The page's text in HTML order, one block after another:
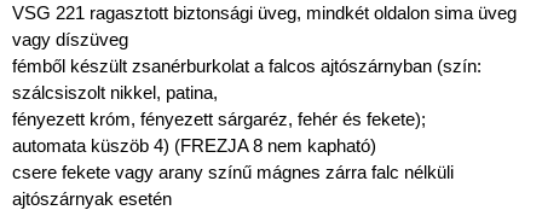
VSG 221 ragasztott biztonsági üveg, mindkét oldalon sima üveg
vagy díszüveg
fémből készült zsanérburkolat a falcos ajtószárnyban (szín:
szálcsiszolt nikkel, patina,
fényezett króm, fényezett sárgaréz, fehér és fekete);
automata küszöb 4) (FREZJA 8 nem kapható)
csere fekete vagy arany színű mágnes zárra falc nélküli
ajtószárnyak esetén